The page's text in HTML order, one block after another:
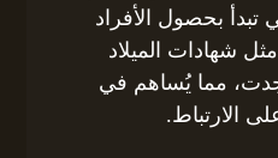
بحصول الأفراد
شهادات الميلاد
مما يُساهم في
الارتباط.